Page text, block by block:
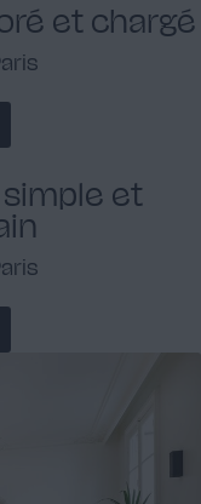
et chargé
et